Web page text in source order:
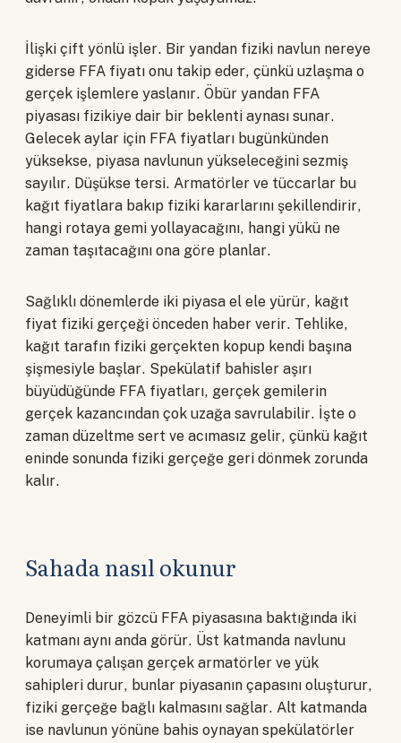
İlişki çift yönlü işler. Bir yandan fiziki navlun nereye
giderse FFA fiyatı onu takip eder, çünkü uzlaşma o
gerçek işlemlere yaslanır. Öbür yandan FFA
piyasası fizikiye dair bir beklenti aynası sunar.
Gelecek aylar için FFA fiyatları bugünkünden
yüksekse, piyasa navlunun yükseleceğini sezmiş
sayılır. Düşükse tersi. Armatörler ve tüccarlar bu
kağıt fiyatlara bakıp fiziki kararlarını şekillendirir,
hangi rotaya gemi yollayacağını, hangi yükü ne
zaman taşıtacağını ona göre planlar.
Sağlıklı dönemlerde iki piyasa el ele yürür, kağıt
fiyat fiziki gerçeği önceden haber verir. Tehlike,
kağıt tarafın fiziki gerçekten kopup kendi başına
şişmesiyle başlar. Spekülatif bahisler aşırı
büyüdüğünde FFA fiyatları, gerçek gemilerin
gerçek kazancından çok uzağa savrulabilir. İşte o
zaman düzeltme sert ve acımasız gelir, çünkü kağıt
eninde sonunda fiziki gerçeğe geri dönmek zorunda
kalır.
Sahada nasıl okunur
Deneyimli bir gözcü FFA piyasasına baktığında iki
katmanı aynı anda görür. Üst katmanda navlunu
korumaya çalışan gerçek armatörler ve yük
sahipleri durur, bunlar piyasanın çapasını oluşturur,
fiziki gerçeğe bağlı kalmasını sağlar. Alt katmanda
ise navlunun yönüne bahis oynayan spekülatörler